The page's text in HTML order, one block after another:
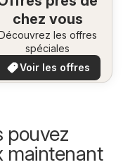
chez vous
les offres
spéciales
Voir les offres
pouvez
maintenant